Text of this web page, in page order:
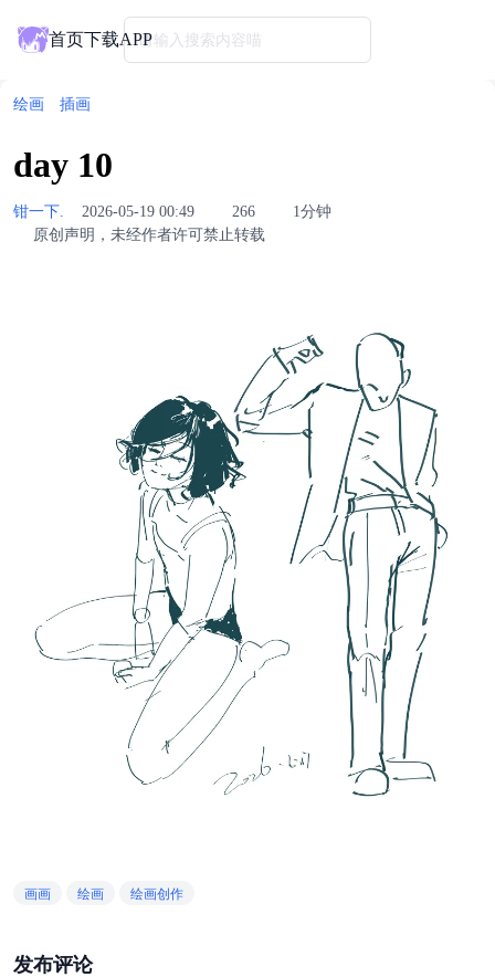
首页下载APP请输入搜索内容喵
绘画 插画
day 10
钳一下. 2026-05-19 00:49 266
1分钟
原创声明，未经作者许可禁止转载
画画 绘画 绘画创作
发布评论